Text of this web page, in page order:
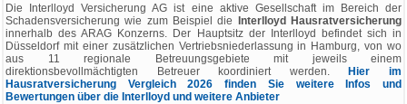
Die Interlloyd Versicherung AG ist eine aktive Gesellschaft im Bereich der
Schadensversicherung wie zum Beispiel die
Interlloyd Hausratversicherung
innerhalb des ARAG Konzerns. Der Hauptsitz der Interlloyd befindet sich in
Düsseldorf mit einer zusätzlichen Vertriebsniederlassung in Hamburg, von wo
aus 11 regionale Betreuungsgebiete mit jeweils einem
direktionsbevollmächtigten Betreuer koordiniert werden.
Hier im
Hausratversicherung Vergleich 2026 finden Sie weitere Infos und
Bewertungen über die Interlloyd und weitere Anbieter